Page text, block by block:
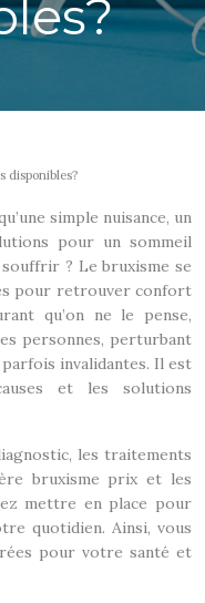
disponibles?
simple nuisance, un
pour un sommeil
? Le bruxisme se
pour retrouver confort
qu’on ne le pense,
personnes, perturbant
invalidantes. Il est
et les solutions
les traitements
bruxisme prix et les
mettre en place pour
quotidien. Ainsi, vous
pour votre santé et